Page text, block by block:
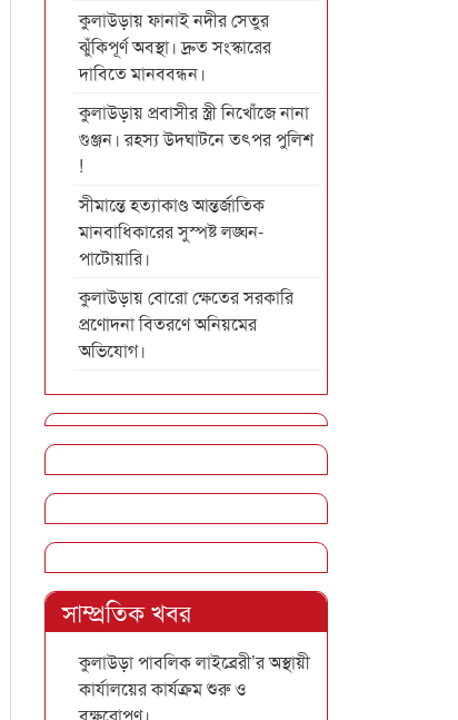
কুলাউড়ায় ফানাই নদীর সেতুর
ঝুঁকিপূর্ণ অবস্থা। দ্রুত সংস্কারের
দাবিতে মানববন্ধন।
কুলাউড়ায় প্রবাসীর স্ত্রী নিখোঁজে নানা
গুঞ্জন। রহস্য উদঘাটনে তৎপর পুলিশ
!
সীমান্তে হত্যাকাণ্ড আন্তর্জাতিক
মানবাধিকারের সুস্পষ্ট লঙ্ঘন-
পাটোয়ারি।
কুলাউড়ায় বোরো ক্ষেতের সরকারি
প্রণোদনা বিতরণে অনিয়মের
অভিযোগ।
সাম্প্রতিক খবর
কুলাউড়া পাবলিক লাইব্রেরী’র অস্থায়ী
কার্যালয়ের কার্যক্রম শুরু ও